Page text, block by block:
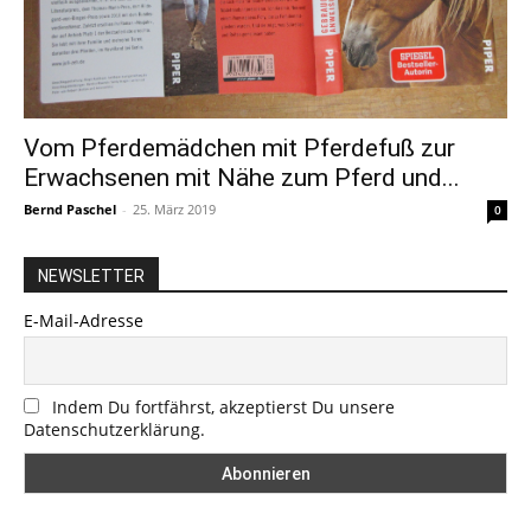
Vom Pferdemädchen mit Pferdefuß zur
Erwachsenen mit Nähe zum Pferd und...
Bernd Paschel - 25. März 2019 0
NEWSLETTER
E-Mail-Adresse
Indem Du fortfährst, akzeptierst Du unsere
Datenschutzerklärung.